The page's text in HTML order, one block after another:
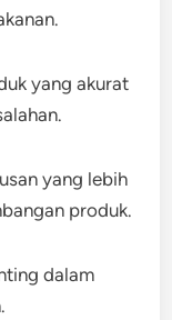
yang akurat
yang lebih
produk.
dalam